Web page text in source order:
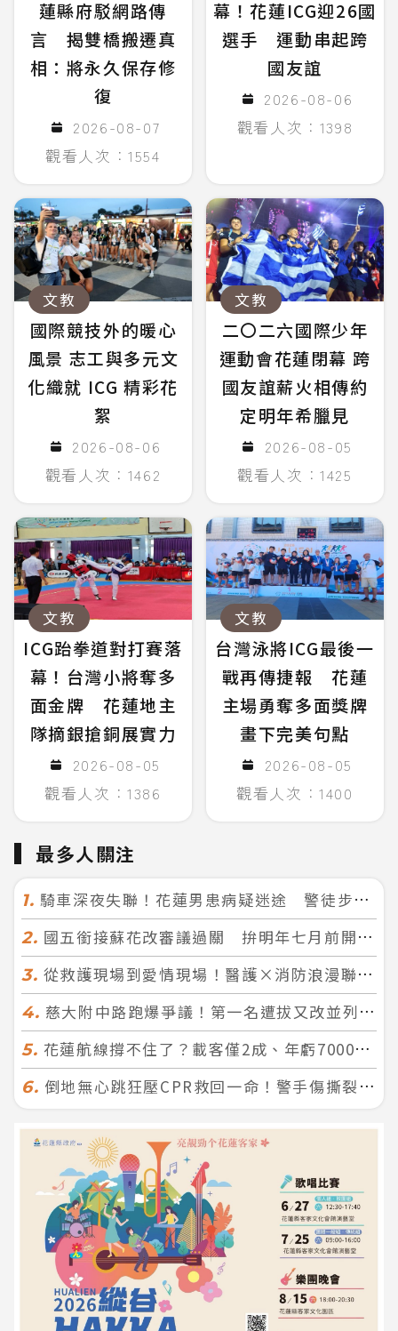
蓮縣府駁網路傳
言 揭雙橋搬遷真
相：將永久保存修
復
2026-08-07
觀看人次：1554
幕！花蓮ICG迎26國
選手 運動串起跨
國友誼
2026-08-06
觀看人次：1398
文教
國際競技外的暖心
風景 志工與多元文
化織就 ICG 精彩花
絮
2026-08-06
觀看人次：1462
文教
二〇二六國際少年
運動會花蓮閉幕 跨
國友誼薪火相傳約
定明年希臘見
2026-08-05
觀看人次：1425
文教
ICG跆拳道對打賽落
幕！台灣小將奪多
面金牌 花蓮地主
隊摘銀搶銅展實力
2026-08-05
觀看人次：1386
文教
台灣泳將ICG最後一
戰再傳捷報 花蓮
主場勇奪多面獎牌
畫下完美句點
2026-08-05
觀看人次：1400
最多人關注
1. 騎車深夜失聯！花蓮男患病疑迷途 警徒步百米急尋救回一命
2. 國五銜接蘇花改審議過關 拚明年七月前開工！台北花蓮2小時生活圈成形
3. 從救護現場到愛情現場！醫護×消防浪漫聯誼 32人配對成功5對
4. 慈大附中路跑爆爭議！第一名遭拔又改並列 家長怒：難以接受
5. 花蓮航線撐不住了？載客僅2成、年虧7000萬 華信喊：真的快飛不下去
6. 倒地無心跳狂壓CPR救回一命！警手傷撕裂仍不放手 竟救到藝人何篤霖哥哥